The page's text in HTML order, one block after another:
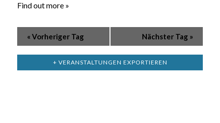
Find out more »
« Vorheriger Tag Nächster Tag »
+ VERANSTALTUNGEN EXPORTIEREN